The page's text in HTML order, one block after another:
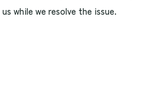
while we resolve the issue.